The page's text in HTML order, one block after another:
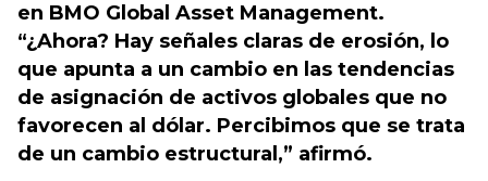
en BMO Global Asset Management.
“¿Ahora? Hay señales claras de erosión, lo
que apunta a un cambio en las tendencias
de asignación de activos globales que no
favorecen al dólar. Percibimos que se trata
de un cambio estructural,” afirmó.